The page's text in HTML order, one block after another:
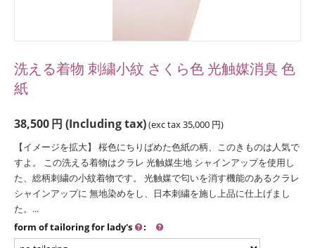
洗える着物 刺繍小紋 さくら色 光触媒消臭 色
紙
38,500円 (Including tax)(exc tax35,000 円)
【イメージを拡大】 桜色にちりばめた色紙の柄、このきものは人気で
すよ。 この洗える着物はクラレ 光触媒生地 シャインアップを使用し
た、総柄刺繍の小紋着物です。 光触媒で匂いを消す機能のあるクラレ
シャインアップに 無地染めをし、日本刺繍を施し上品に仕上げまし
た。...
form of tailoring for lady's
: